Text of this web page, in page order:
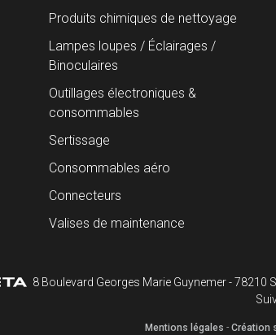
Produits chimiques de nettoyage
Lampes loupes / Éclairages /
Binoculaires
Outillages électroniques &
consommables
Sertissage
Consommables aéro
Connecteurs
Valises de maintenance
8 Boulevard Georges Marie Guynemer - 78210
Mentions légales - Création